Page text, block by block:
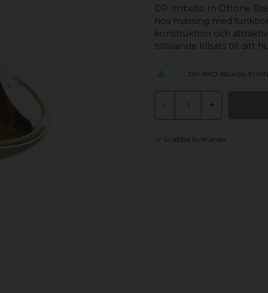
DP Imbuto In Ottone
hos mässing med
konstruktion och
tilltalande tillsats till ditt
DP-IMO-BRASS-
- +
Snabba leveranser